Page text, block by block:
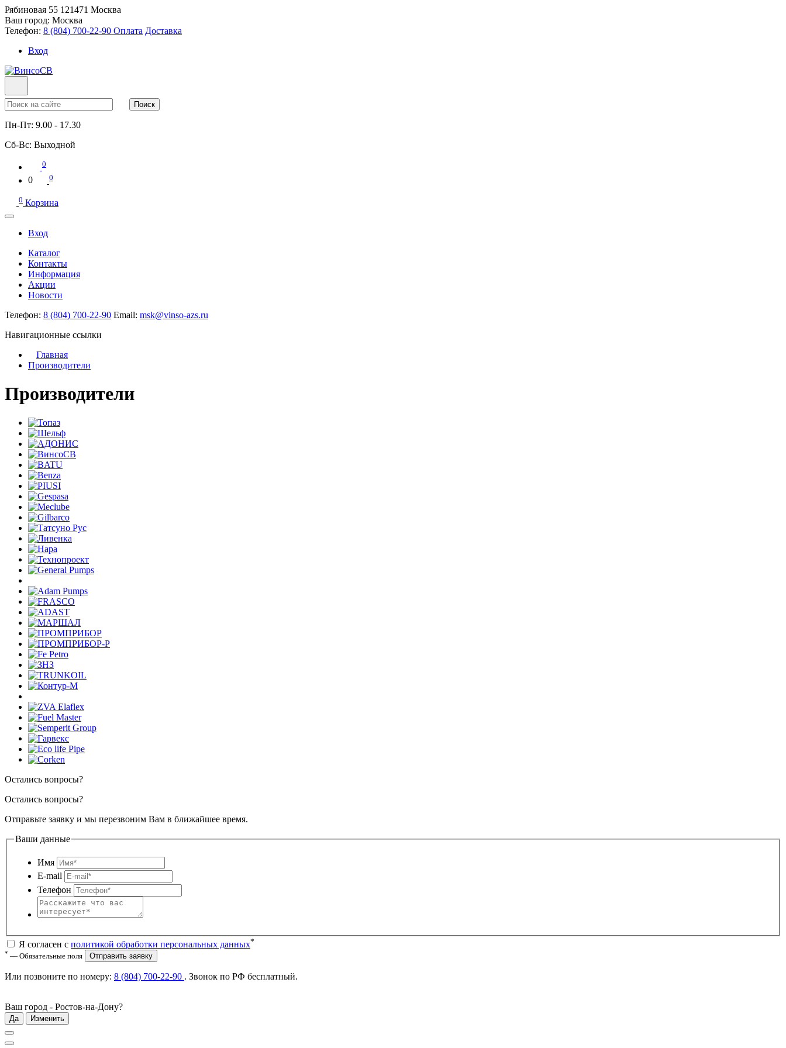
Рябиновая 55 121471 Москва
Ваш город: Москва
Телефон: 8 (804) 700-22-90 Оплата Доставка
Вход
Поиск
Пн-Пт: 9.00 - 17.30
Сб-Вс: Выходной
0
0 0
0 Корзина
Вход
Каталог
Контакты
Информация
Акции
Новости
Телефон: 8 (804) 700-22-90 Email: msk@vinso-azs.ru
Навигационные ссылки
Главная
Производители
Производители
Остались вопросы?
Остались вопросы?
Отправьте заявку и мы перезвоним Вам в ближайшее время.
Ваши данные
Имя
E-mail
Телефон
Я согласен с политикой обработки персональных данных*
* — Обязательные поля Отправить заявку
Или позвоните по номеру: 8 (804) 700-22-90 . Звонок по РФ бесплатный.
Ваш город - Ростов-на-Дону?
Да Изменить